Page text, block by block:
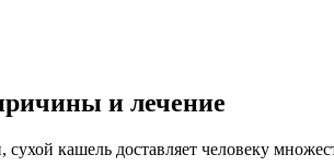
и лечение
кашель доставляет человеку